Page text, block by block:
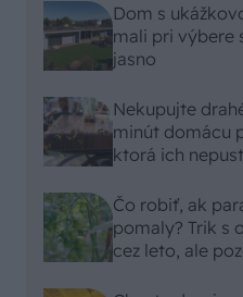
Dom s
mali pri výbere
jasno
Nekupujte
minút domácu
ktorá ich
Čo robiť, ak
pomaly? Trik s
cez leto, ale